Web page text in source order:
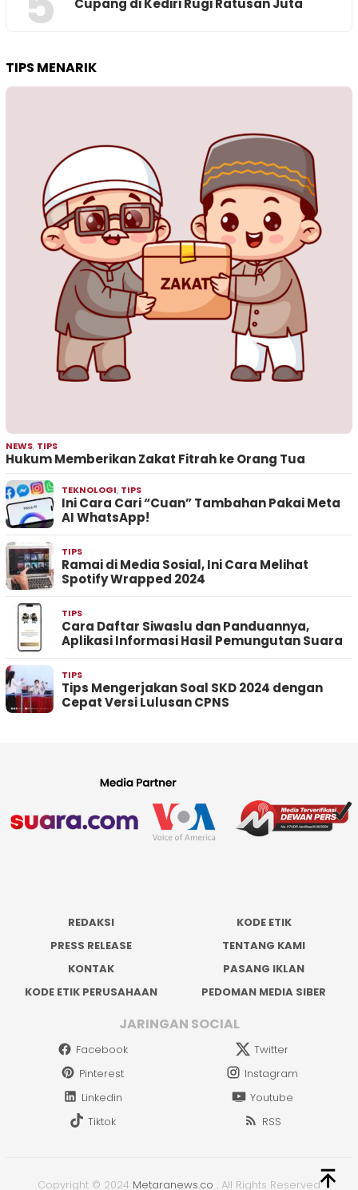
Cupang di Kediri Rugi Ratusan Juta
TIPS MENARIK
NEWS, TIPS
Hukum Memberikan Zakat Fitrah ke Orang Tua
TEKNOLOGI, TIPS
Ini Cara Cari “Cuan” Tambahan Pakai Meta
AI WhatsApp!
TIPS
Ramai di Media Sosial, Ini Cara Melihat
Spotify Wrapped 2024
TIPS
Cara Daftar Siwaslu dan Panduannya,
Aplikasi Informasi Hasil Pemungutan Suara
TIPS
Tips Mengerjakan Soal SKD 2024 dengan
Cepat Versi Lulusan CPNS
REDAKSI
KODE ETIK
PRESS RELEASE
TENTANG KAMI
KONTAK
PASANG IKLAN
KODE ETIK PERUSAHAAN
PEDOMAN MEDIA SIBER
JARINGAN SOCIAL
Facebook
Twitter
Pinterest
Instagram
Linkedin
Youtube
Tiktok
RSS
Copyright © 2024 Metaranews.co . All Rights Reserved